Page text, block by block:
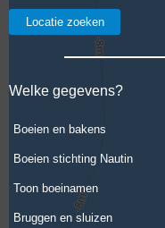
Welke gegevens?
Boeien en bakens
Boeien stichting Nautin
Toon boeinamen
Bruggen en sluizen